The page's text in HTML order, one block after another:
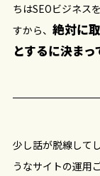
ちはSEOビジネス
すから、 絶対に
とするに決まっ
少し話が脱線して
うなサイトの運用